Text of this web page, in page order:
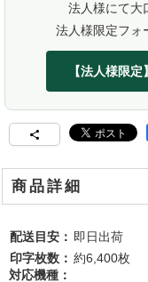
法人様にて大
法人様限定フォ
【法人様限
商品詳細
配送目安： 即日出荷
印字枚数： 約6,400枚
対応機種：